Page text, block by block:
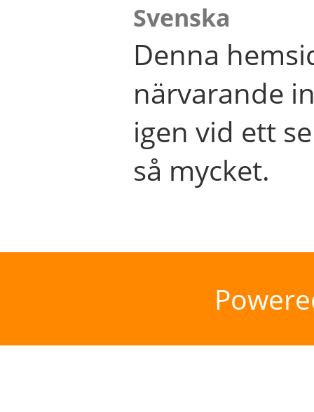
Svenska
Denna
närvarande
igen vid ett
så mycket.